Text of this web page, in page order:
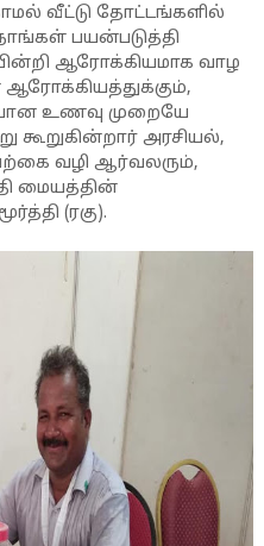
வீட்டு தோட்டங்களில்
பயன்படுத்தி
ஆரோக்கியமாக வாழ
உணவு முறையே
கூறுகின்றார் அரசியல்,
வழி ஆர்வலரும்,
மையத்தின்
(ரகு).